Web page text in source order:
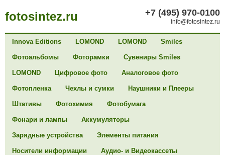
fotosintez.ru +7 (495) 970-0100
info@fotosintez.ru
Innova Editions LOMOND LOMOND Smiles
Фотоальбомы Фоторамки Сувениры Smiles
LOMOND Цифровое фото Аналоговое фото
Фотопленка Чехлы и сумки Наушники и Плееры
Штативы Фотохимия Фотобумага
Фонари и лампы Аккумуляторы
Зарядные устройства Элементы питания
Носители информации Аудио- и Видеокассеты